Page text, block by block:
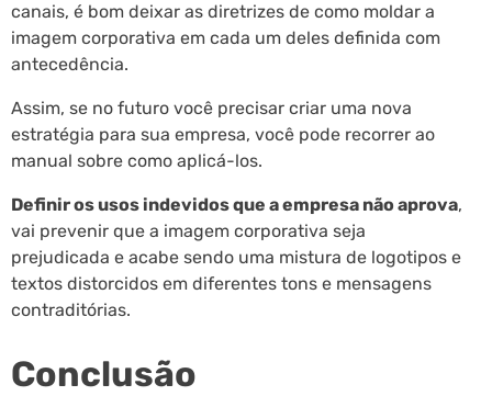
canais, é bom deixar as diretrizes de como moldar a
imagem corporativa em cada um deles definida com
antecedência.
Assim, se no futuro você precisar criar uma nova
estratégia para sua empresa, você pode recorrer ao
manual sobre como aplicá-los.
Definir os usos indevidos que a empresa não aprova,
vai prevenir que a imagem corporativa seja
prejudicada e acabe sendo uma mistura de logotipos e
textos distorcidos em diferentes tons e mensagens
contraditórias.
Conclusão